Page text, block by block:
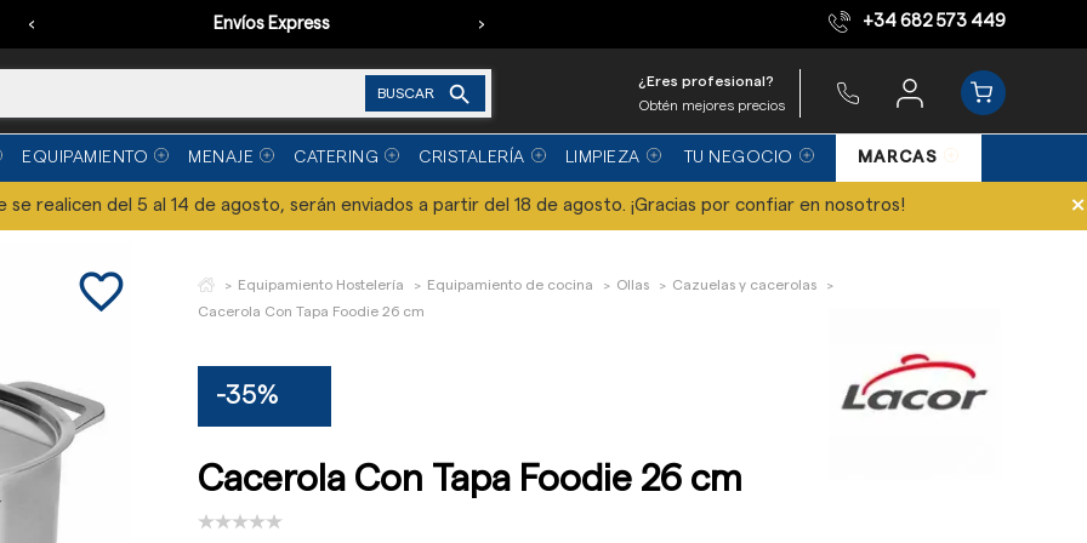
Envíos Express Equipo de expertos
‹ › +34 682 573 449
BUSCAR 
¿Eres profesional?
Obtén mejores precios
EQUIPAMIENTO MENAJE CATERING CRISTALERÍA LIMPIEZA TU NEGOCIO MARCAS
se realicen del 5 al 14 de agosto, serán enviados a partir del 18 de agosto. ¡Gracias por confiar en nosotros! ×
favorite_border Equipamiento Hostelería Equipamiento de cocina Ollas
Cazuelas y cacerolas
Cacerola Con Tapa Foodie 26 cm
-35%
Cacerola Con Tapa Foodie 26 cm